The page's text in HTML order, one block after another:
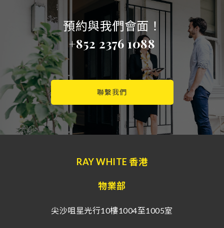
預約與我們會面！
+852 2376 1088
聯繫我們
RAY WHITE 香港
物業部
尖沙咀星光行10樓1004至1005室